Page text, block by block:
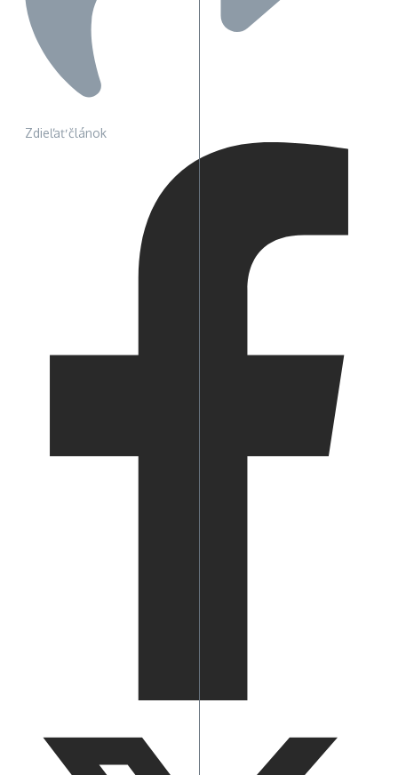
Zdieľať článok